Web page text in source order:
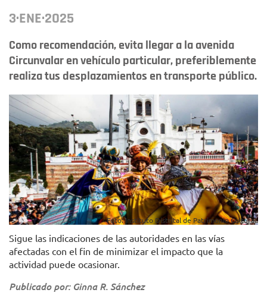
3·ENE·2025
Como recomendación, evita llegar a la avenida
Circunvalar en vehículo particular, preferiblemente
realiza tus desplazamientos en transporte público.
Foto: Instituto Distrital de Patrimonio Cultural.
Sigue las indicaciones de las autoridades en las vías
afectadas con el fin de minimizar el impacto que la
actividad puede ocasionar.
Publicado por: Ginna R. Sánchez